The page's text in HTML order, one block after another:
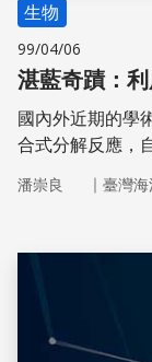
生物
99/04/06
湛藍奇蹟：
國內外近期的學
合式分解反應，
潘崇良 ｜ 臺灣海